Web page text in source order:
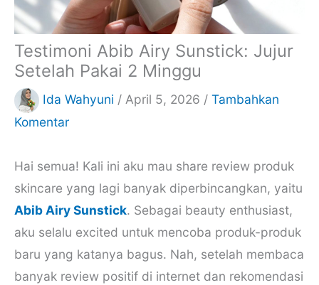
Testimoni Abib Airy Sunstick: Jujur
Setelah Pakai 2 Minggu
Ida Wahyuni / April 5, 2026 / Tambahkan
Komentar
Hai semua! Kali ini aku mau share review produk
skincare yang lagi banyak diperbincangkan, yaitu
Abib Airy Sunstick. Sebagai beauty enthusiast,
aku selalu excited untuk mencoba produk-produk
baru yang katanya bagus. Nah, setelah membaca
banyak review positif di internet dan rekomendasi